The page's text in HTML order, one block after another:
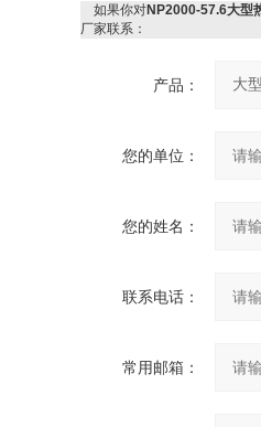
如果你对NP2000-57.6大型
厂家联系：
产品：
您的单位：
您的姓名：
联系电话：
常用邮箱：